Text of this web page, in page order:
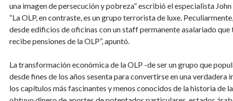
una imagen de persecución y pobreza” escribió el especialista
“La OLP, en contraste, es un grupo terrorista de luxe.
desde edificios de oficinas con un staff permanente asalariado
recibe pensiones de la OLP”, apuntó.
La transformación económica de la OLP -de ser un grupo que
desde fines de los años sesenta para convertirse en una
los capítulos más fascinantes y menos conocidos de la historia de